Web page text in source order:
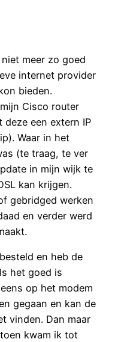
meer zo goed
internet provider
bieden.
Cisco router
deze een extern IP
Waar in het
(te traag, te ver
in mijn wijk te
kan krijgen.
gebridged werken
en verder werd
en heb de
het goed is
op het modem
gegaan en kan de
vinden. Dan maar
kwam ik tot